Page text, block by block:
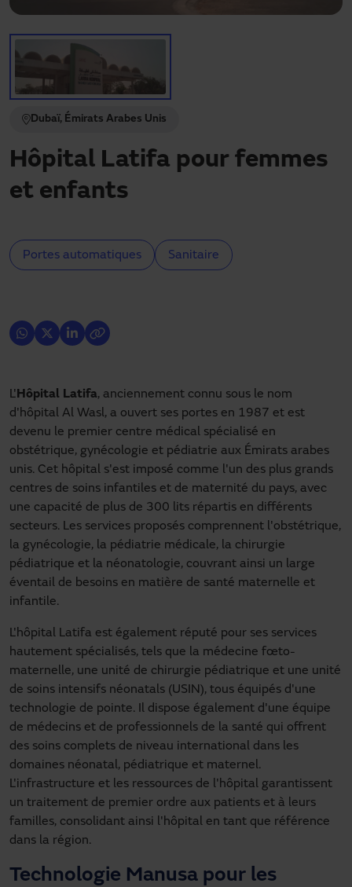
Besoin d'assistance ?
Téléchargements
Dubaï, Émirats Arabes Unis
Hôpital Latifa pour femmes
et enfants
Portes automatiques Sanitaire
L' Hôpital Latifa, anciennement connu sous le nom
d'hôpital Al Wasl, a ouvert ses portes en 1987 et est
devenu le premier centre médical spécialisé en
obstétrique, gynécologie et pédiatrie aux Émirats arabes
unis. Cet hôpital s'est imposé comme l'un des plus grands
centres de soins infantiles et de maternité du pays, avec
une capacité de plus de 300 lits répartis en différents
secteurs. Les services proposés comprennent l'obstétrique,
la gynécologie, la pédiatrie médicale, la chirurgie
pédiatrique et la néonatologie, couvrant ainsi un large
éventail de besoins en matière de santé maternelle et
infantile.
L'hôpital Latifa est également réputé pour ses services
hautement spécialisés, tels que la médecine fœto-
maternelle, une unité de chirurgie pédiatrique et une unité
de soins intensifs néonatals (USIN), tous équipés d'une
technologie de pointe. Il dispose également d'une équipe
de médecins et de professionnels de la santé qui offrent
des soins complets de niveau international dans les
domaines néonatal, pédiatrique et maternel.
L'infrastructure et les ressources de l'hôpital garantissent
un traitement de premier ordre aux patients et à leurs
familles, consolidant ainsi l'hôpital en tant que référence
dans la région.
Technologie Manusa pour les